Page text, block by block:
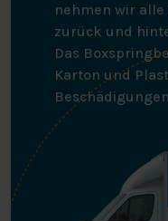
nehmen wir
zurück und
Das
Karton und